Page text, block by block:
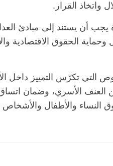
واتخاذ القرار.
أن يستند إلى مبادئ
الحقوق الاقتصادية
التي تكرّس التمييز داخل
من العنف الأسري، وضمان
النساء والأطفال
مصر ناس وناس